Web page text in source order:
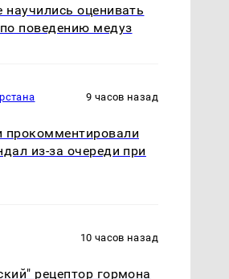
научились оценивать
поведению медуз
9 часов назад
из-за очереди при
10 часов назад
рецептор гормона